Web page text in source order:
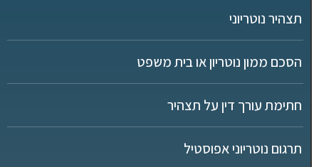
תצהיר נוטריוני
הסכם ממון נוטריון או בית משפט
חתימת עורך דין על תצהיר
תרגום נוטריוני אפוסטיל